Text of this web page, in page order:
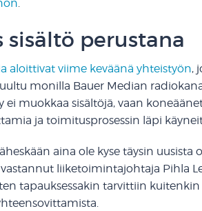
sisältö perustana
aloittivat viime keväänä yhteistyön,
monilla Bauer Median
ei muokkaa sisältöjä, vaan
ja toimitusprosessin läpi
aina ole kyse täysin uusista
vastannut liiketoimintajohtaja Pihla
tapauksessakin tarvittiin